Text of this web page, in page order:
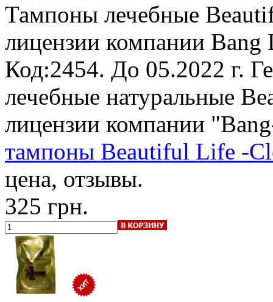
Тампоны лечебные
лицензии компании Bang
Код:2454. До 05.2022 г.
лечебные натуральные
лицензии компании
тампоны Beautiful Life -
цена, отзывы.
325 грн.